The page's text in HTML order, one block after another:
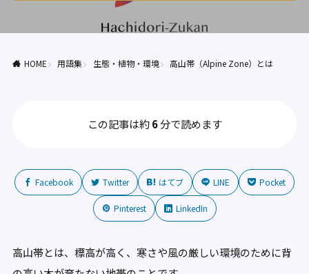
HOME 用語集 生態・植物・環境 高山帯（Alpine Zone）とは
この記事は約6分で読めます
Facebook Twitter はてブ LINE Pocket
Pinterest LinkedIn
高山帯とは、標高が高く、寒さや風の厳しい環境のために背